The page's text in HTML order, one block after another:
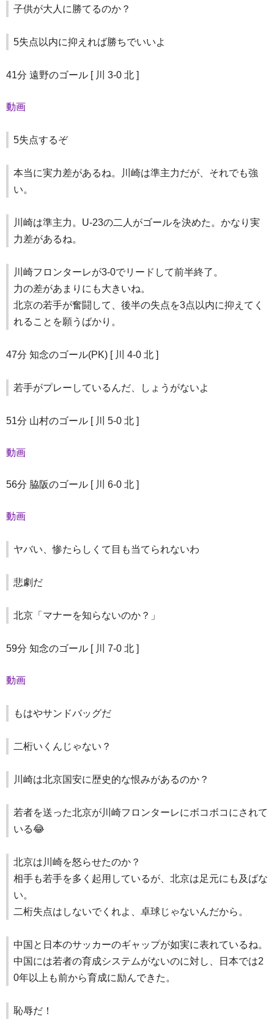
子供が大人に勝てるのか？
5失点以内に抑えれば勝ちでいいよ
41分 遠野のゴール [ 川 3-0 北 ]
動画
5失点するぞ
本当に実力差があるね。川崎は準主力だが、それでも強
い。
川崎は準主力。U-23の二人がゴールを決めた。かなり実
力差があるね。
川崎フロンターレが3-0でリードして前半終了。
力の差があまりにも大きいね。
北京の若手が奮闘して、後半の失点を3点以内に抑えてく
れることを願うばかり。
47分 知念のゴール(PK) [ 川 4-0 北 ]
若手がプレーしているんだ、しょうがないよ
51分 山村のゴール [ 川 5-0 北 ]
動画
56分 脇阪のゴール [ 川 6-0 北 ]
動画
ヤバい、惨たらしくて目も当てられないわ
悲劇だ
北京「マナーを知らないのか？」
59分 知念のゴール [ 川 7-0 北 ]
動画
もはやサンドバッグだ
二桁いくんじゃない？
川崎は北京国安に歴史的な恨みがあるのか？
若者を送った北京が川崎フロンターレにボコボコにされて
いる😂
北京は川崎を怒らせたのか？
相手も若手を多く起用しているが、北京は足元にも及ばな
い。
二桁失点はしないでくれよ、卓球じゃないんだから。
中国と日本のサッカーのギャップが如実に表れているね。
中国には若者の育成システムがないのに対し、日本では2
0年以上も前から育成に励んできた。
恥辱だ！